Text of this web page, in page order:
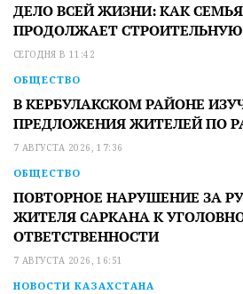
ДЕЛО ВСЕЙ ЖИЗНИ: КАК
ПРОДОЛЖАЕТ
СЕГОДНЯ В 11:42
ОБЩЕСТВО
В КЕРБУЛАКСКОМ РАЙОНЕ
ПРЕДЛОЖЕНИЯ ЖИТЕЛЕЙ ПО
7 АВГУСТА 2026, 17:36
ОБЩЕСТВО
ПОВТОРНОЕ НАРУШЕНИЕ ЗА
ЖИТЕЛЯ САРКАНА К
ОТВЕТСТВЕННОСТИ
7 АВГУСТА 2026, 16:51
НОВОСТИ КАЗАХСТАНА